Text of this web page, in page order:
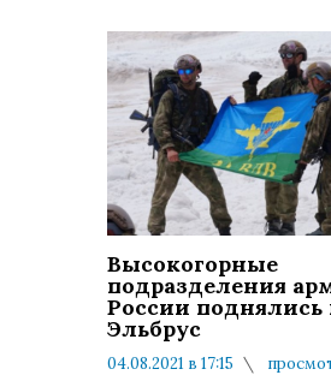
Высокогорные
подразделения
России поднялись
Эльбрус
04.08.2021 в 17:15